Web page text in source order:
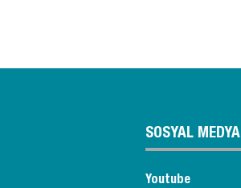
SOSYAL MEDYA
Youtube